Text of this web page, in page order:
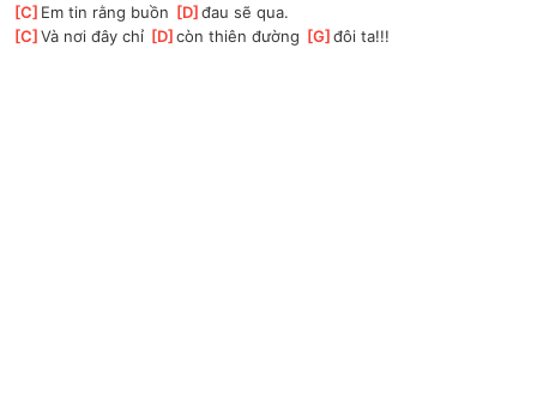
[C ]Em tin rằng buồn [D ]
đau sẽ qua.
[C ]
Và nơi đây chỉ [D ]
còn thiên đường [G ]
đôi ta!!!